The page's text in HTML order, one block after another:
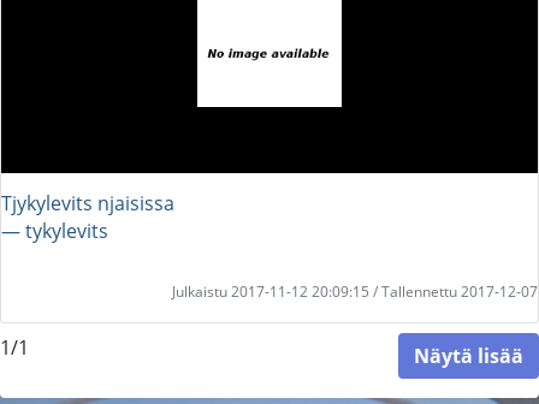
Tjykylevits njaisissa
― tykylevits
Julkaistu 2017-11-12 20:09:15 / Tallennettu 2017-12-07
1/1 Näytä lisää